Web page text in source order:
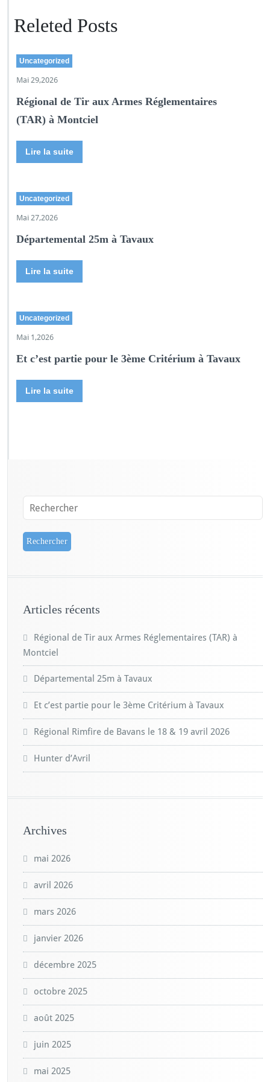
Releted Posts
Uncategorized
Mai 29,2026
Régional de Tir aux Armes Réglementaires
(TAR) à Montciel
Lire la suite
Uncategorized
Mai 27,2026
Départemental 25m à Tavaux
Lire la suite
Uncategorized
Mai 1,2026
Et c’est partie pour le 3ème Critérium à Tavaux
Lire la suite
Articles récents
Régional de Tir aux Armes Réglementaires (TAR) à
Montciel
Départemental 25m à Tavaux
Et c’est partie pour le 3ème Critérium à Tavaux
Régional Rimfire de Bavans le 18 & 19 avril 2026
Hunter d’Avril
Archives
mai 2026
avril 2026
mars 2026
janvier 2026
décembre 2025
octobre 2025
août 2025
juin 2025
mai 2025